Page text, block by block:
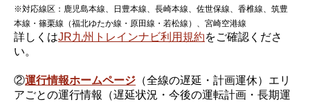
※対応線区：鹿児島本線、日豊本線、長崎本線、佐世保線、香椎線、筑豊
本線・篠栗線（福北ゆたか線・原田線・若松線）、宮崎空港線
詳しくはJR九州トレインナビ利用規約をご確認くださ
い。
②運行情報ホームページ （全線の遅延・計画運休）エリ
アごとの運行情報（遅延状況・今後の運転計画・長期運